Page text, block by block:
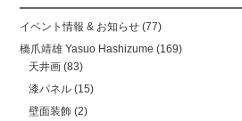
イベント情報 & お知らせ (77)
橋爪靖雄 Yasuo Hashizume (169)
天井画 (83)
漆パネル (15)
壁面装飾 (2)